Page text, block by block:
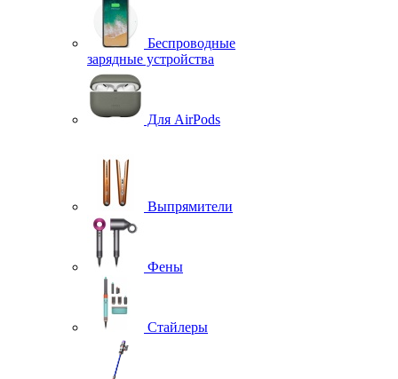
Беспроводные
зарядные устройства
Для AirPods
Выпрямители
Фены
Стайлеры